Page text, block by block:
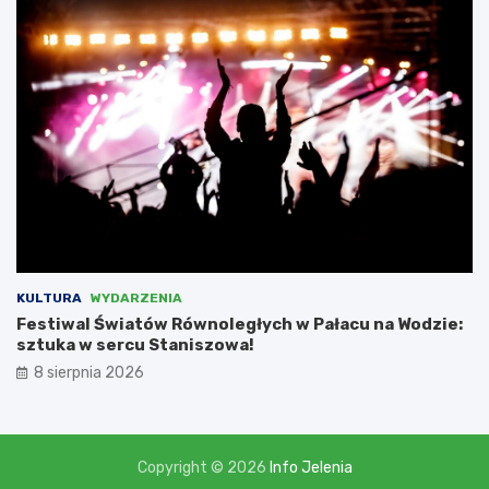
a
m
o
t
a
c
j
ę
y
KULTURA WYDARZENIA
Festiwal Światów Równoległych w Pałacu na Wodzie:
sztuka w sercu Staniszowa!
8 sierpnia 2026
Copyright © 2026 Info Jelenia